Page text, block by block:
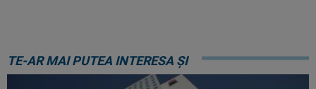
TE-AR MAI PUTEA INTERESA ȘI